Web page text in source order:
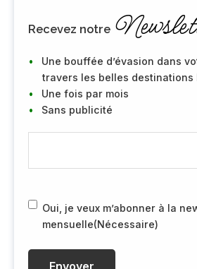
Recevez notre
Une bouffée d’évasion dans
travers les belles destinations
Une fois par mois
Sans publicité
m
i
N
R
D
Oui, je veux m’abonner à la
mensuelle(Nécessaire)